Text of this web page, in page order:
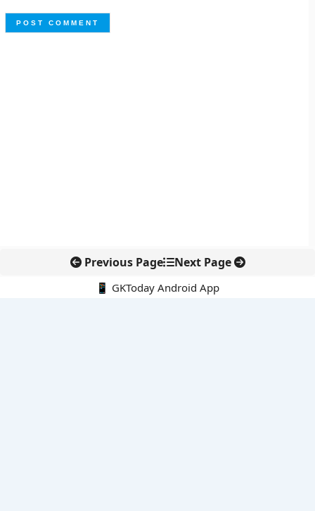
Previous Page Next Page
📱 GKToday Android App